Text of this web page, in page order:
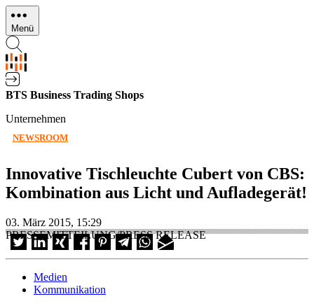
Direkt
zum
Inhalt
Menü
BTS Business Trading Shops
Unternehmen
NEWSROOM
Innovative Tischleuchte Cubert von CBS:
Kombination aus Licht und Aufladegerät!
03. März 2015, 15:29
PRESSEMITTEILUNG/PRESS RELEASE
Medien
Kommunikation